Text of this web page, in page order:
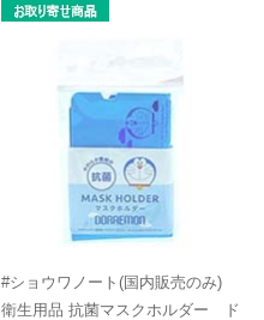
#ショウワノート(国内販売のみ)
衛生用品 抗菌マスクホルダー ド